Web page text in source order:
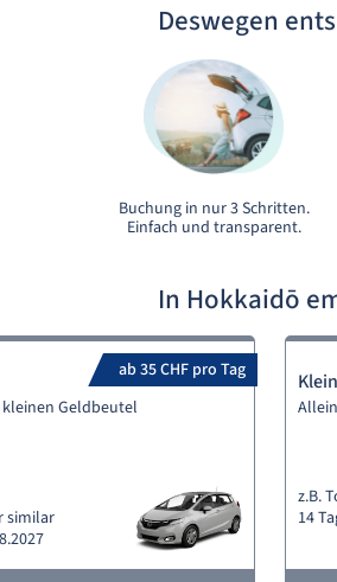
Deswegen
Buchung in nur 3 Schritten.
Einfach und transparent.
In Hokkaidō
ab 35 CHF pro Tag
Geldbeutel
similar
z.B.
14